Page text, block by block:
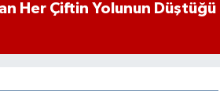
Her Çiftin Yolunun Düştüğü